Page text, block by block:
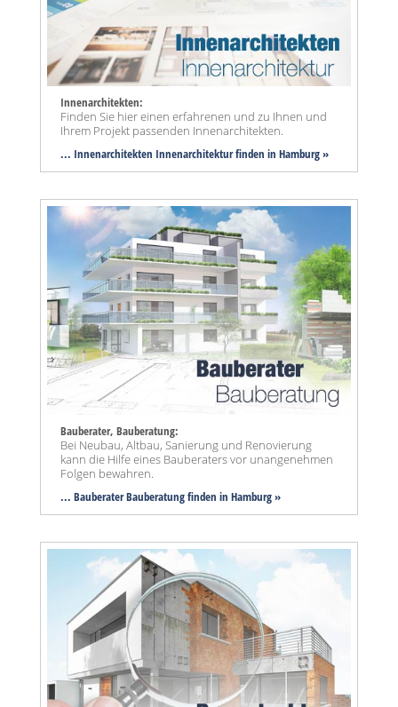
Innenarchitekten:
Finden Sie hier einen erfahrenen und zu Ihnen und
Ihrem Projekt passenden Innenarchitekten.
... Innenarchitekten Innenarchitektur finden in Hamburg »
Bauberater, Bauberatung:
Bei Neubau, Altbau, Sanierung und Renovierung
kann die Hilfe eines Bauberaters vor unangenehmen
Folgen bewahren.
... Bauberater Bauberatung finden in Hamburg »